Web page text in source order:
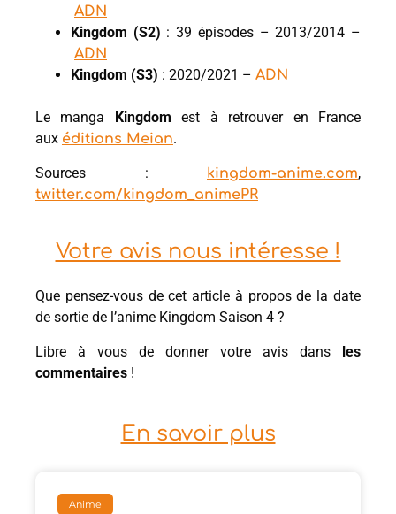
ADN
Kingdom (S2) : 39 épisodes – 2013/2014 –
ADN
Kingdom (S3) : 2020/2021 – ADN
Le manga Kingdom est à retrouver en France
aux éditions Meian.
Sources : kingdom-anime.com,
twitter.com/kingdom_animePR
Votre avis nous intéresse !
Que pensez-vous de cet article à propos de la date
de sortie de l’anime Kingdom Saison 4 ?
Libre à vous de donner votre avis dans
les
commentaires !
En savoir plus
Anime